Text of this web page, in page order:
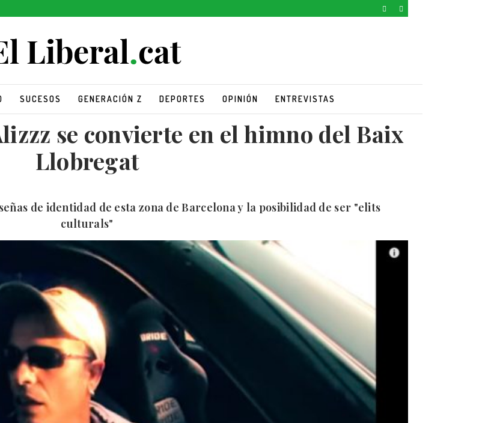
SUCESOS GENERACIÓN Z DEPORTES OPINIÓN ENTREVISTAS
se convierte en el himno del Baix
Llobregat
de identidad de esta zona de Barcelona y la posibilidad de ser "elits
culturals"